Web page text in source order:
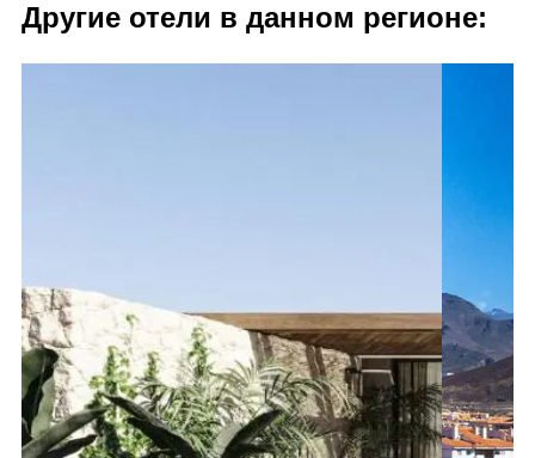
Другие отели в данном регионе: